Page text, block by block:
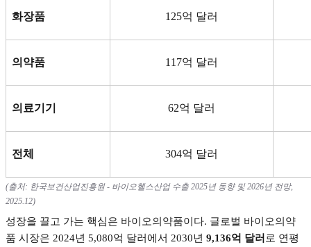
화장품 125억 달러
의약품 117억 달러
의료기기 62억 달러
전체 304억 달러
(출처: 한국보건산업진흥원- 바이오헬스산업 수출 2025년 동향 및2026년 전망,
2025.12)
성장을 끌고 가는 핵심은 바이오의약품이다. 글로벌 바이오의약
품 시장은 2024년 5,080억 달러에서 2030년 9,136억 달러 로 연평